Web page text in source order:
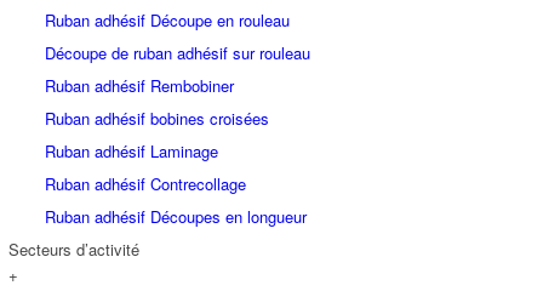
Ruban adhésif Découpe en rouleau
Découpe de ruban adhésif sur rouleau
Ruban adhésif Rembobiner
Ruban adhésif bobines croisées
Ruban adhésif Laminage
Ruban adhésif Contrecollage
Ruban adhésif Découpes en longueur
Secteurs d’activité
+